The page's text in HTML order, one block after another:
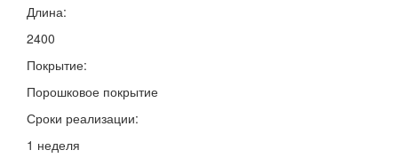
Длина:
2400
Покрытие:
Порошковое покрытие
Сроки реализации:
1 неделя